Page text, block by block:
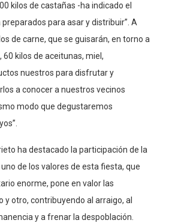
kilos de castañas -ha indicado el
para asar y distribuir”. A
de carne, que se guisarán, en torno a
60 kilos de aceitunas, miel,
nuestros para disfrutar y
a conocer a nuestros vecinos
modo que degustaremos
ha destacado la participación de la
de los valores de esta fiesta, que
enorme, pone en valor las
y otro, contribuyendo al arraigo, al
y a frenar la despoblación.